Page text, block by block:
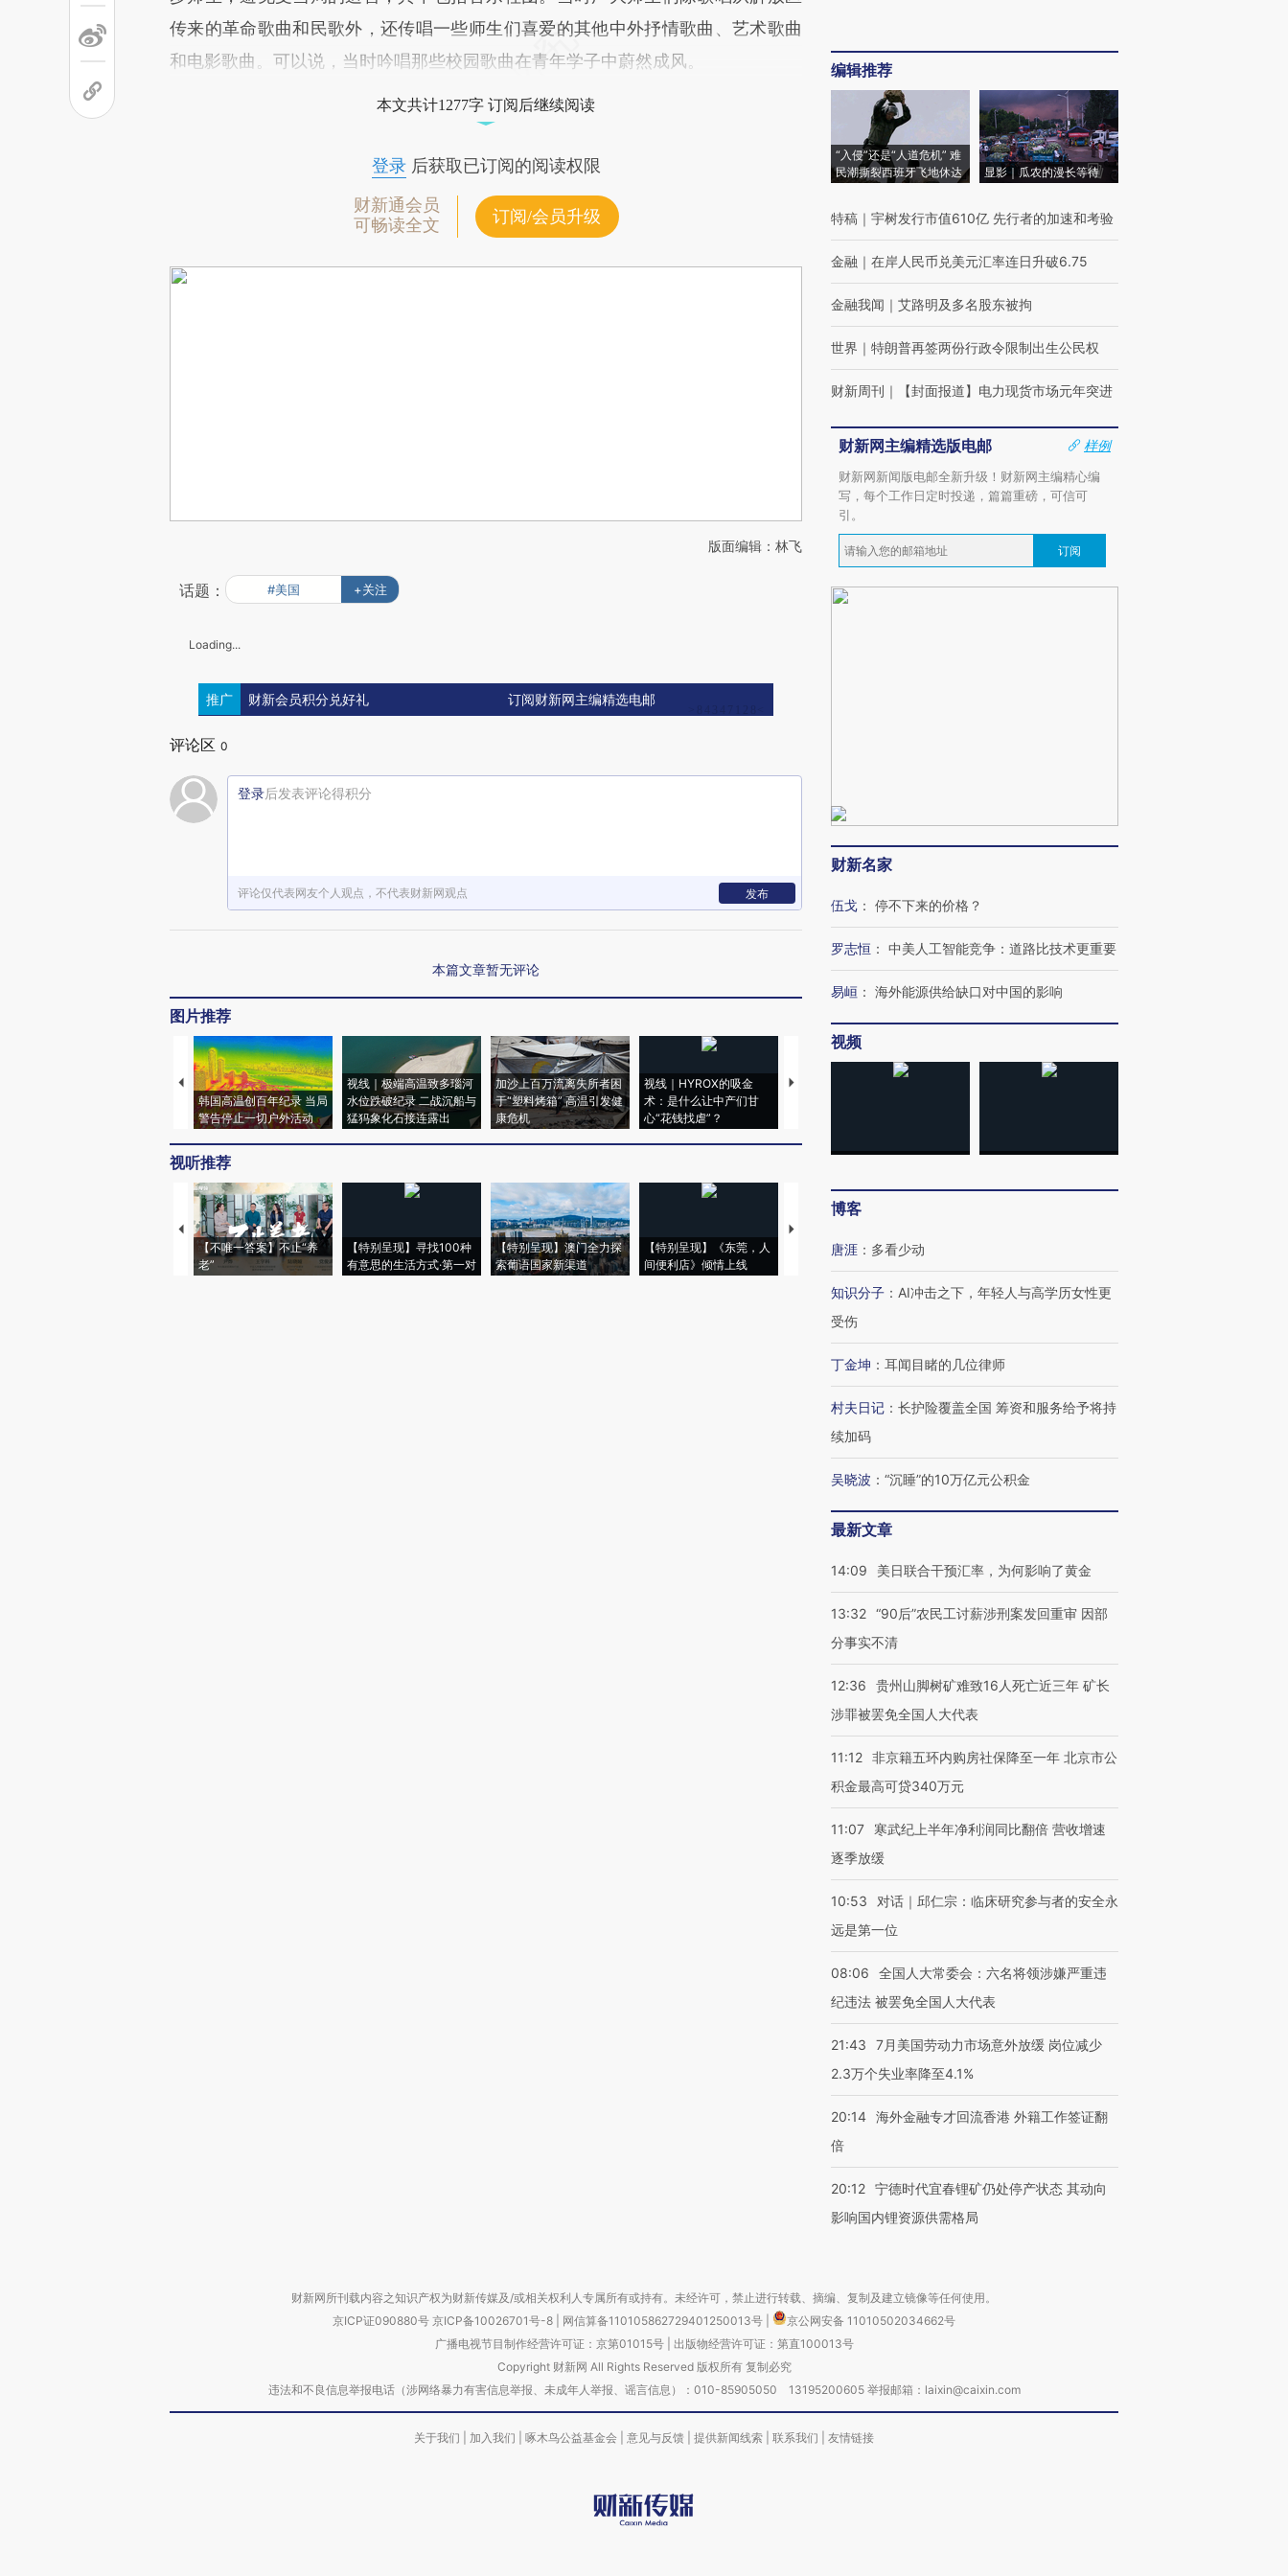
传来的革命歌曲和民歌外，还传唱一些师生们喜爱的其他中外抒情歌曲、艺术歌曲
和电影歌曲。可以说，当时吟唱那些校园歌曲在青年学子中蔚然成风。
本文共计1277字 订阅后继续阅读
登录后获取已订阅的阅读权限
财新通会员
可畅读全文
订阅/会员升级
版面编辑：林飞
话题： #美国 +关注
Loading...
推广 财新会员积分兑好礼 订阅财新网主编精选电邮
评论区 0
登录后发表评论得积分
评论仅代表网友个人观点，不代表财新网观点 发布
本篇文章暂无评论
图片推荐
韩国高温创百年纪录 当局
警告停止一切户外活动
视线｜极端高温致多瑙河
水位跌破纪录 二战沉船与
猛犸象化石接连露出
加沙上百万流离失所者困
于“塑料烤箱” 高温引发健
康危机
视线｜HYROX的吸金
术：是什么让中产们甘
心“花钱找虐”？
马航飞行员跨国走私7万
视听推荐
【不唯一答案】不止“养
老”
【特别呈现】寻找100种
有意思的生活方式·第一对
【特别呈现】澳门全力探
索葡语国家新渠道
【特别呈现】《东莞，人
间便利店》倾情上线
【推广】走进第四届链博
会，让数智科技“链”接产
编辑推荐
“入侵”还是“人道危机” 难
民潮撕裂西班牙飞地休达
显影｜瓜农的漫长等待
特稿 ｜ 宇树发行市值610亿 先行者的加速和考验
金融 ｜ 在岸人民币兑美元汇率连日升破6.75
金融我闻 ｜ 艾路明及多名股东被拘
世界 ｜ 特朗普再签两份行政令限制出生公民权
财新周刊 ｜ 【封面报道】电力现货市场元年突进
财新网主编精选版电邮
样例
财新网新闻版电邮全新升级！财新网主编精心编
写，每个工作日定时投递，篇篇重磅，可信可
引。
订阅
财新名家
伍戈 ： 停不下来的价格？
罗志恒 ： 中美人工智能竞争：道路比技术更重要
易峘 ： 海外能源供给缺口对中国的影响
视频
博客
唐涯 ： 多看少动
知识分子 ： AI冲击之下，年轻人与高学历女性更
受伤
丁金坤 ： 耳闻目睹的几位律师
村夫日记 ： 长护险覆盖全国 筹资和服务给予将持
续加码
吴晓波 ： “沉睡”的10万亿元公积金
最新文章
14:09 美日联合干预汇率，为何影响了黄金
13:32 “90后”农民工讨薪涉刑案发回重审 因部
分事实不清
12:36
贵州山脚树矿难致16人死亡近三年 矿长
涉罪被罢免全国人大代表
11:12 非京籍五环内购房社保降至一年 北京市公
积金最高可贷340万元
11:07
寒武纪上半年净利润同比翻倍 营收增速
逐季放缓
10:53
对话｜邱仁宗：临床研究参与者的安全永
远是第一位
08:06
全国人大常委会：六名将领涉嫌严重违
纪违法 被罢免全国人大代表
21:43
7月美国劳动力市场意外放缓 岗位减少
2.3万个失业率降至4.1%
20:14 海外金融专才回流香港 外籍工作签证翻
倍
20:12 宁德时代宜春锂矿仍处停产状态 其动向
影响国内锂资源供需格局
财新网所刊载内容之知识产权为财新传媒及/或相关权利人专属所有或持有。未经许可，禁止进行转载、摘编、复制及建立镜像等任何使用。
京ICP证090880号 京ICP备10026701号-8 网信算备110105862729401250013号
京公网安备 11010502034662号
广播电视节目制作经营许可证：京第01015号| 出版物经营许可证：第直100013号
Copyright 财新网 All Rights Reserved 版权所有 复制必究
违法和不良信息举报电话（涉网络暴力有害信息举报、未成年人举报、谣言信息）：010-85905050 13195200605 举报邮箱：laixin@caixin.com
关于我们 加入我们 啄木鸟公益基金会 意见与反馈 提供新闻线索 联系我们 友情链接